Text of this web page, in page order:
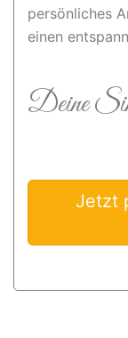
persönliches
einen
Deine
Jetzt